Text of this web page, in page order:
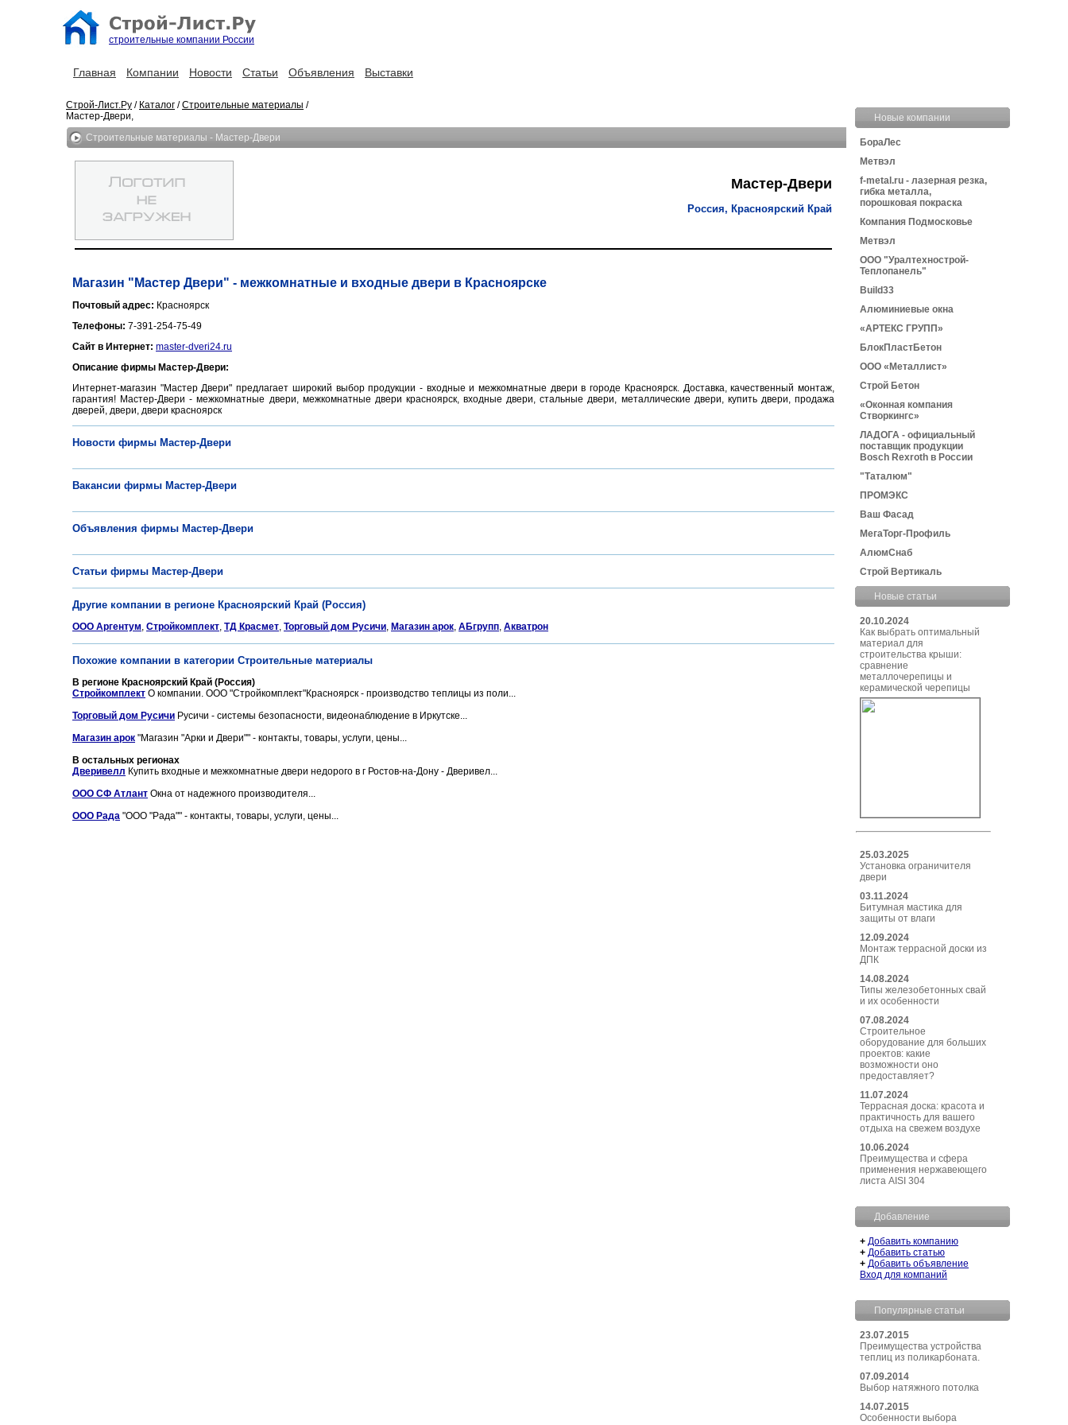
строительные компании России
Главная Компании Новости Статьи Объявления Выставки
Строй-Лист.Ру / Каталог /Строительные материалы /
Мастер-Двери,
Строительные материалы - Мастер-Двери
Мастер-Двери
Россия, Красноярский Край
Магазин "Мастер Двери" - межкомнатные и входные двери в Красноярске
Почтовый адрес: Красноярск
Телефоны: 7-391-254-75-49
Сайт в Интернет: master-dveri24.ru
Описание фирмы Мастер-Двери:
Интернет-магазин "Мастер Двери" предлагает широкий выбор продукции - входные и межкомнатные двери в городе Красноярск. Доставка, качественный монтаж,
гарантия! Мастер-Двери - межкомнатные двери, межкомнатные двери красноярск, входные двери, стальные двери, металлические двери, купить двери, продажа
дверей, двери, двери красноярск
Новости фирмы Мастер-Двери
Вакансии фирмы Мастер-Двери
Объявления фирмы Мастер-Двери
Статьи фирмы Мастер-Двери
Другие компании в регионе Красноярский Край (Россия)
ООО Аргентум, Стройкомплект, ТД Красмет, Торговый дом Русичи, Магазин арок, АБгрупп, Акватрон
Похожие компании в категории Строительные материалы
В регионе Красноярский Край (Россия)
Стройкомплект О компании. ООО "Стройкомплект"Красноярск - производство теплицы из поли...
Торговый дом Русичи Русичи - системы безопасности, видеонаблюдение в Иркутске...
Магазин арок "Магазин "Арки и Двери"" - контакты, товары, услуги, цены...
В остальных регионах
Дверивелл Купить входные и межкомнатные двери недорого в г Ростов-на-Дону - Дверивел...
ООО СФ Атлант Окна от надежного производителя...
ООО Рада "ООО "Рада"" - контакты, товары, услуги, цены...
Новые компании
БораЛес
Метвэл
f-metal.ru - лазерная резка,
гибка металла,
порошковая покраска
Компания Подмосковье
Метвэл
ООО "Уралтехнострой-
Теплопанель"
Build33
Алюминиевые окна
«АРТЕКС ГРУПП»
БлокПластБетон
ООО «Металлист»
Строй Бетон
«Оконная компания
Створкингс»
ЛАДОГА - официальный
поставщик продукции
Bosch Rexroth в России
"Таталюм"
ПРОМЭКС
Ваш Фасад
МегаТорг-Профиль
АлюмСнаб
Строй Вертикаль
Новые статьи
20.10.2024
Как выбрать оптимальный
материал для
строительства крыши:
сравнение
металлочерепицы и
керамической черепицы
25.03.2025
Установка ограничителя
двери
03.11.2024
Битумная мастика для
защиты от влаги
12.09.2024
Монтаж террасной доски из
ДПК
14.08.2024
Типы железобетонных свай
и их особенности
07.08.2024
Строительное
оборудование для больших
проектов: какие
возможности оно
предоставляет?
11.07.2024
Террасная доска: красота и
практичность для вашего
отдыха на свежем воздухе
10.06.2024
Преимущества и сфера
применения нержавеющего
листа AISI 304
Добавление
+ Добавить компанию
+ Добавить статью
+ Добавить объявление
Вход для компаний
Популярные статьи
23.07.2015
Преимущества устройства
теплиц из поликарбоната.
07.09.2014
Выбор натяжного потолка
14.07.2015
Особенности выбора